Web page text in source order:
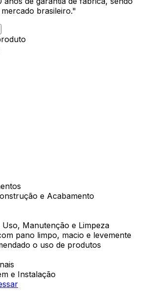
brasileiro."
e Acabamento
Uso, Manutenção e Limpeza
pano limpo, macio e levemente
o uso de produtos
e Instalação